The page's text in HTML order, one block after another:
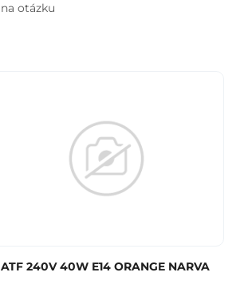
na otázku
ATF 240V 40W E14 ORANGE NARVA